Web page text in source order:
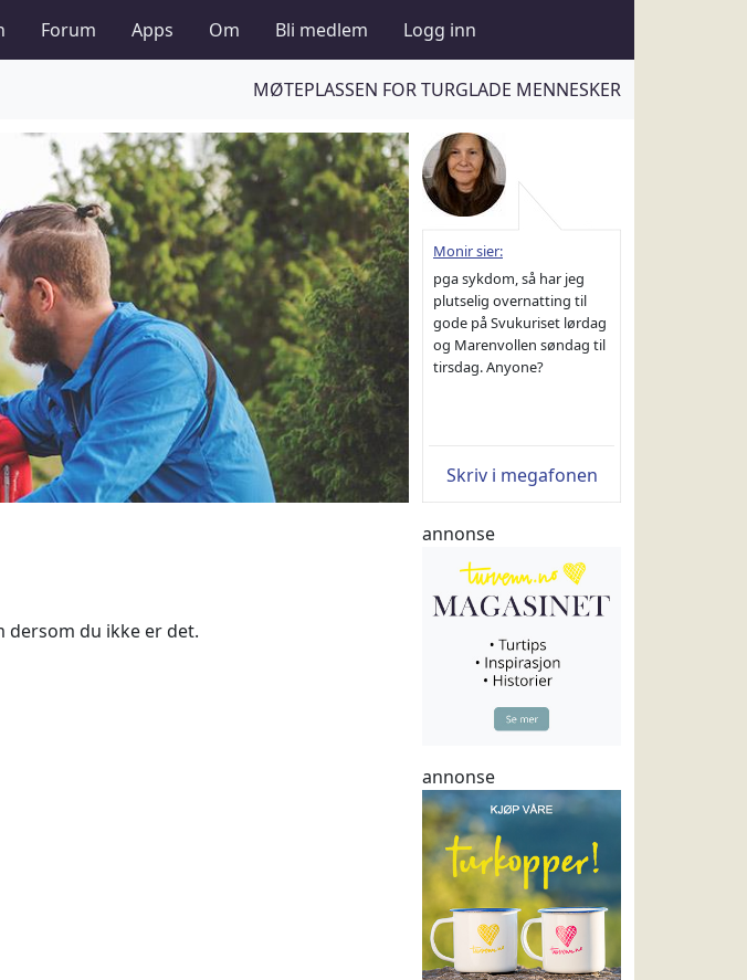
Forum Apps Om Bli medlem Logg inn
MØTEPLASSEN FOR TURGLADE MENNESKER
dersom du ikke er det.
Monir sier:
pga sykdom, så har jeg
plutselig overnatting til
gode på Svukuriset lørdag
og Marenvollen søndag til
tirsdag. Anyone?
Skriv i megafonen
annonse
annonse